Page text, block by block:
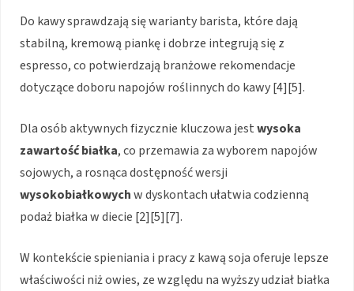
Do kawy sprawdzają się warianty barista, które dają
stabilną, kremową piankę i dobrze integrują się z
espresso, co potwierdzają branżowe rekomendacje
dotyczące doboru napojów roślinnych do kawy [4][5].
Dla osób aktywnych fizycznie kluczowa jestwysoka
zawartość białka, co przemawia za wyborem napojów
sojowych, a rosnąca dostępność wersji
wysokobiałkowychw dyskontach ułatwia codzienną
podaż białka w diecie [2][5][7].
W kontekście spieniania i pracy z kawą soja oferuje lepsze
właściwości niż owies, ze względu na wyższy udział białka